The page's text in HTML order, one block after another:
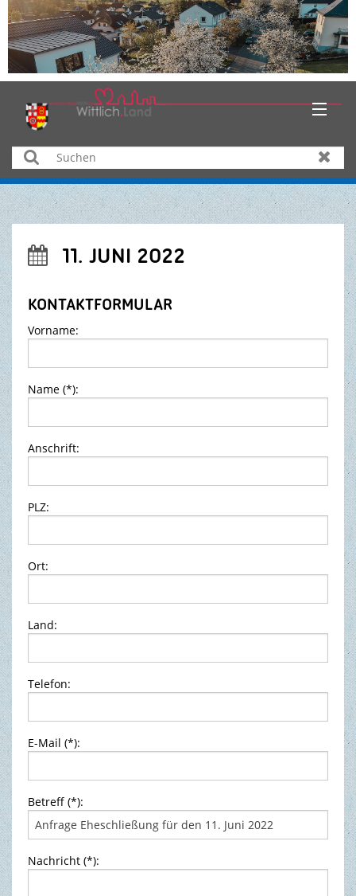
HOME
AKTUELLES
WIRTSCHAFT
TOURISMUS & FREIZEIT
Suchen
 11. JUNI 2022
KONTAKTFORMULAR
Vorname:
Name (*):
Anschrift:
PLZ:
Ort:
Land:
Telefon:
E-Mail (*):
Betreff (*):
Nachricht (*):